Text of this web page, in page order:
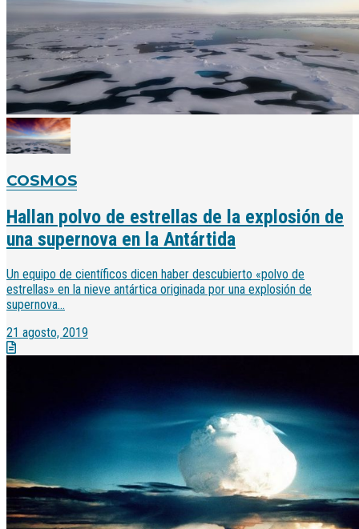
COSMOS
Hallan polvo de estrellas de la explosión de
una supernova en la Antártida
Un equipo de científicos dicen haber descubierto «polvo de
estrellas» en la nieve antártica originada por una explosión de
supernova...
21 agosto, 2019